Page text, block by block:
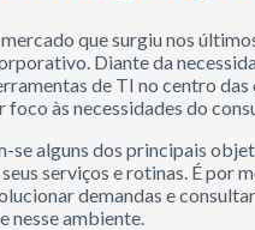
que surgiu nos
Diante da
de TI no centro
às necessidades do
se alguns dos principais
serviços e rotinas. É por
demandas e
nesse ambiente.